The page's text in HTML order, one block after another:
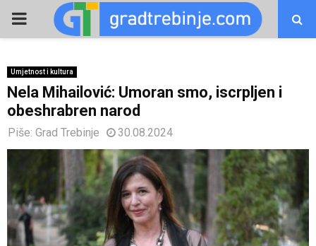
PRIMARY
Umjetnost i kultura
Nela Mihailović: Umoran smo, iscrpljen i
obeshrabren narod
Piše: Grad Trebinje 30.08.2024